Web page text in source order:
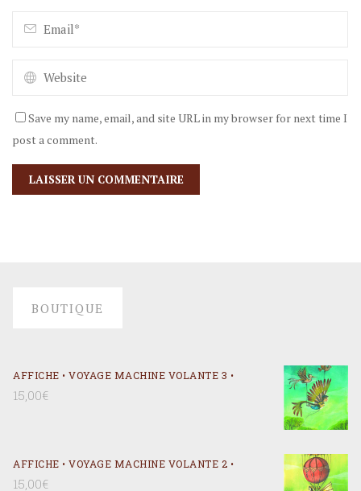
Save my name, email, and site URL in my browser for next time I
post a comment.
BOUTIQUE
AFFICHE • VOYAGE MACHINE VOLANTE 3 •
15,00€
AFFICHE • VOYAGE MACHINE VOLANTE 2 •
15,00€